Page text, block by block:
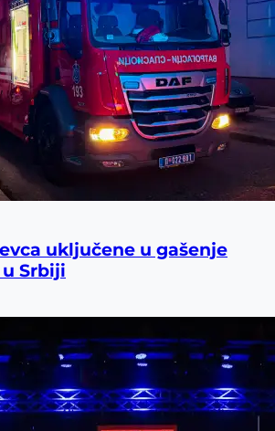
uključene u gašenje
Srbiji